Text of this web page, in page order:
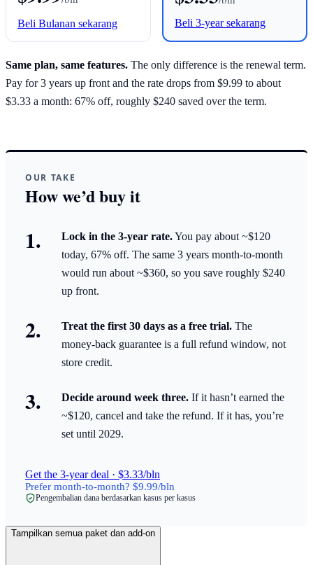
Beli Bulanan sekarang Beli 3-year sekarang
Same plan, same features. The only difference is the renewal term.
Pay for 3 years up front and the rate drops from $9.99 to about
$3.33 a month: 67% off, roughly $240 saved over the term.
OUR TAKE
How we’d buy it
Lock in the 3-year rate.You pay about ~$120
today, 67% off. The same 3 years month-to-month
would run about ~$360, so you save roughly $240
up front.
Treat the first 30 days as a free trial. The
money-back guarantee is a full refund window, not
store credit.
Decide around week three. If it hasn’t earned the
~$120, cancel and take the refund. If it has, you’re
set until 2029.
Get the 3-year deal · $3.33/bln
Prefer month-to-month? $9.99/bln
Pengembalian dana berdasarkan kasus per kasus
Tampilkan semua paket dan add-on